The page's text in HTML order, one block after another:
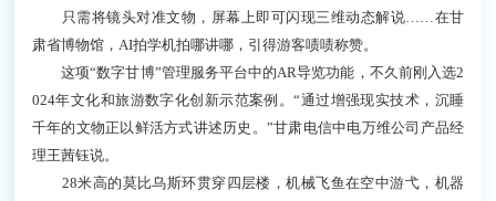
只需将镜头对准文物，屏幕上即可闪现三维动态解说……在甘
肃省博物馆，AI拍学机拍哪讲哪，引得游客啧啧称赞。
这项“数字甘博”管理服务平台中的AR导览功能，不久前刚入选2
024年文化和旅游数字化创新示范案例。“通过增强现实技术，沉睡
千年的文物正以鲜活方式讲述历史。”甘肃电信中电万维公司产品经
理王茜钰说。
28米高的莫比乌斯环贯穿四层楼，机械飞鱼在空中游弋，机器